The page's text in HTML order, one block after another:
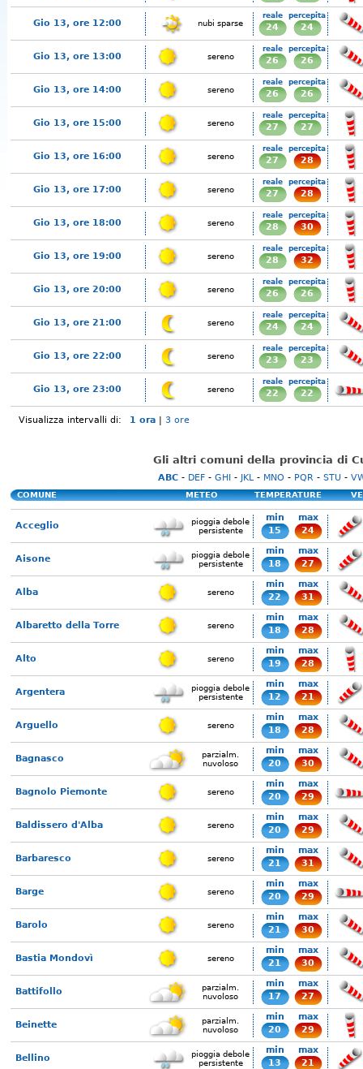
Gio 13, ore 12:00 nubi sparse
reale
24
percepita
24
Gio 13, ore 13:00 sereno
reale
26
percepita
26
Gio 13, ore 14:00 sereno
reale
26
percepita
26
Gio 13, ore 15:00 sereno
reale
27
percepita
27
Gio 13, ore 16:00 sereno
reale
27
percepita
28
Gio 13, ore 17:00 sereno
reale
27
percepita
28
Gio 13, ore 18:00 sereno
reale
28
percepita
30
Gio 13, ore 19:00 sereno
reale
28
percepita
32
Gio 13, ore 20:00 sereno
reale
26
percepita
26
Gio 13, ore 21:00 sereno
reale
24
percepita
24
Gio 13, ore 22:00 sereno
reale
23
percepita
23
Gio 13, ore 23:00 sereno
reale
22
percepita
22
Visualizza intervalli di: 1 ora | 3 ore
Gli altri comuni della provincia di
ABC- DEF- GHI- JKL- MNO - PQR - STU -
COMUNE METEO TEMPERATURE
Acceglio
pioggia debole
persistente
min
15
max
24
Aisone
pioggia debole
persistente
min
18
max
27
Alba sereno
min
22
max
31
Albaretto della Torre sereno
min
18
max
28
Alto sereno
min
19
max
28
Argentera
pioggia debole
persistente
min
12
max
21
Arguello sereno
min
18
max
28
Bagnasco
parzialm.
nuvoloso
min
20
max
30
Bagnolo Piemonte sereno
min
20
max
29
Baldissero d'Alba sereno
min
20
max
29
Barbaresco sereno
min
21
max
31
Barge sereno
min
20
max
29
Barolo sereno
min
21
max
30
Bastia Mondovì sereno
min
21
max
30
Battifollo
parzialm.
nuvoloso
min
17
max
27
Beinette
parzialm.
nuvoloso
min
20
max
29
Bellino
pioggia debole
persistente
min
13
max
21